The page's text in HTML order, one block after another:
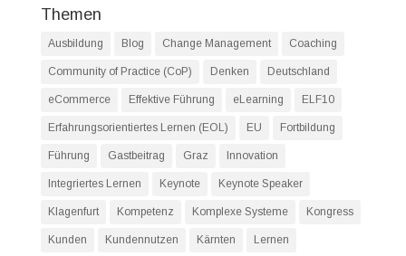
Themen
Ausbildung Blog Change Management Coaching
Community of Practice (CoP) Denken Deutschland
eCommerce Effektive Führung eLearning ELF10
Erfahrungsorientiertes Lernen (EOL) EU Fortbildung
Führung Gastbeitrag Graz Innovation
Integriertes Lernen Keynote Keynote Speaker
Klagenfurt Kompetenz Komplexe Systeme Kongress
Kunden Kundennutzen Kärnten Lernen